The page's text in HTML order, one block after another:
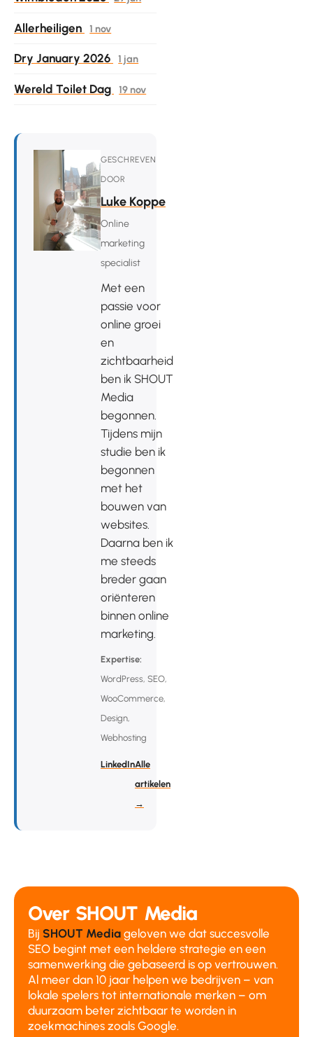
Allerheiligen 1 nov
Dry January 2026 1 jan
Wereld Toilet Dag 19 nov
GESCHREVEN
DOOR
Luke Koppe
Online
marketing
specialist
Met een
passie voor
online groei
en
zichtbaarheid
ben ik SHOUT
Media
begonnen.
Tijdens mijn
studie ben ik
begonnen
met het
bouwen van
websites.
Daarna ben ik
me steeds
breder gaan
oriënteren
binnen online
marketing.
Expertise:
WordPress, SEO,
WooCommerce,
Design,
Webhosting
LinkedInAlle
artikelen
→
Over SHOUT Media
Bij SHOUT Media geloven we dat succesvolle
SEO begint met een heldere strategie en een
samenwerking die gebaseerd is op vertrouwen.
Al meer dan 10 jaar helpen we bedrijven – van
lokale spelers tot internationale merken – om
duurzaam beter zichtbaar te worden in
zoekmachines zoals Google.